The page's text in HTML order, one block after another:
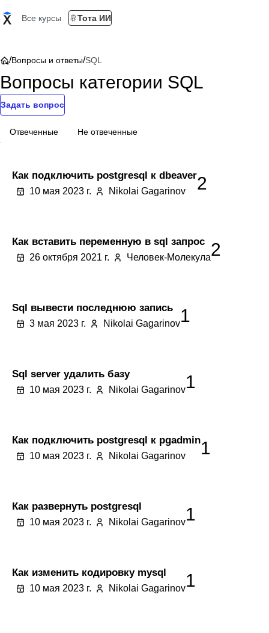
Все курсы Тота ИИ
/Вопросы и ответы/SQL
Вопросы категории SQL
Задать вопрос
Отвеченные Не отвеченные
Как подключить postgresql к dbeaver
10 мая 2023 г. Nikolai Gagarinov 2
Как вставить переменную в sql запрос
26 октября 2021 г. Человек-Молекула2
Sql вывести последнюю запись
3 мая 2023 г. Nikolai Gagarinov1
Sql server удалить базу
10 мая 2023 г. Nikolai Gagarinov1
Как подключить postgresql к pgadmin
10 мая 2023 г. Nikolai Gagarinov 1
Как развернуть postgresql
10 мая 2023 г. Nikolai Gagarinov1
Как изменить кодировку mysql
10 мая 2023 г. Nikolai Gagarinov1